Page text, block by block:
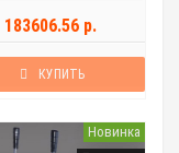
183606.56 р.
КУПИТЬ
Новинка